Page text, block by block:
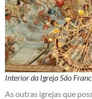
Interior da Igreja São
As outras igrejas que